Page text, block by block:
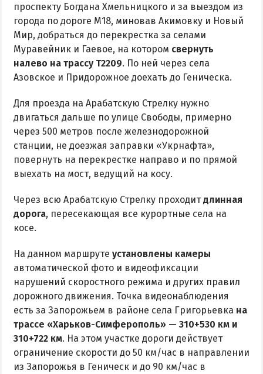
проспекту Богдана Хмельницкого и за выездом из
города по дороге М18, миновав Акимовку и Новый
Мир, добраться до перекрестка за селами
Муравейник и Гаевое, на котором свернуть
налево на трассу Т2209. По ней через села
Азовское и Придорожное доехать до Геническа.
Для проезда на Арабатскую Стрелку нужно
двигаться дальше по улице Свободы, примерно
через 500 метров после железнодорожной
станции, не доезжая заправки «Укрнафта»,
повернуть на перекрестке направо и по прямой
выехать на мост, ведущий на косу.
Через всю Арабатскую Стрелку проходитдлинная
дорога, пересекающая все курортные села на
косе.
На данном маршруте установлены камеры
автоматической фото и видеофиксации
нарушений скоростного режима и других правил
дорожного движения. Точка видеонаблюдения
есть за Запорожьем в районе села Григорьевка на
трассе «Харьков-Симферополь» — 310+530 км и
310+722 км. На этом участке дороги действует
ограничение скорости до 50 км/час в направлении
из Запорожья в Геническ и до 90 км/час в